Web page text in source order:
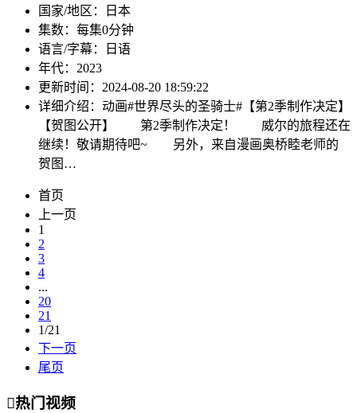
国家/地区：
日本
集数： 每集0分钟
语言/字幕：
日语
年代： 2023
更新时间： 2024-08-20 18:59:22
详细介绍： 动画#世界尽头的圣骑士#【第2季制作决定】
【贺图公开】 第2季制作决定！ 威尔的旅程还在
继续！敬请期待吧~ 另外，来自漫画奥桥睦老师的
贺图…
首页
上一页
1
2
3
4
...
20
21
1/21
下一页
尾页
热门视频